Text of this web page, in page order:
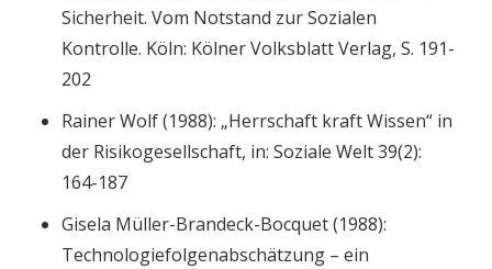
Sicherheit. Vom Notstand zur Sozialen
Kontrolle. Köln: Kölner Volksblatt Verlag, S. 191-
202
Rainer Wolf (1988): „Herrschaft kraft Wissen“ in
der Risikogesellschaft, in: Soziale Welt 39(2):
164-187
Gisela Müller-Brandeck-Bocquet (1988):
Technologiefolgenabschätzung – ein